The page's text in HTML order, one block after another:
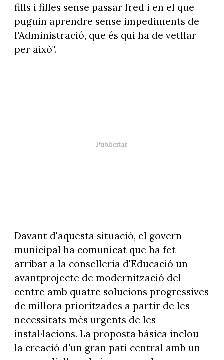
fills i filles sense passar fred i en el que
puguin aprendre sense impediments de
l'Administració, que és qui ha de vetllar
per això".
Davant d'aquesta situació, el govern
municipal ha comunicat que ha fet
arribar a la conselleria d'Educació un
avantprojecte de modernització del
centre amb quatre solucions progressives
de millora prioritzades a partir de les
necessitats més urgents de les
instal·lacions. La proposta bàsica inclou
la creació d'un gran pati central amb un